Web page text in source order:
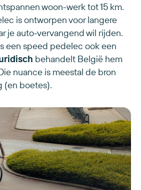
woon-werk tot 15 km.
is ontworpen voor langere
je auto-vervangend wil rijden.
een speed pedelec ook een
behandelt België hem
nuance is meestal de bron
(en boetes).